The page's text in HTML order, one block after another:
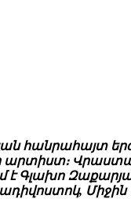
հանրահայտ
Վրաստանի
է Գլախո